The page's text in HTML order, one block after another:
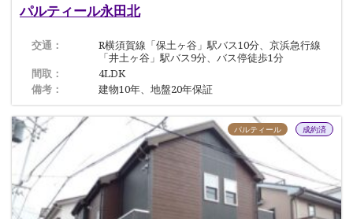
パルティール永田北
交通：
R横須賀線「保土ヶ谷」駅バス10分、京浜急行線
「井土ヶ谷」駅バス9分、バス停徒歩1分
間取：
4LDK
備考：
建物10年、地盤20年保証
パルティール 成約済